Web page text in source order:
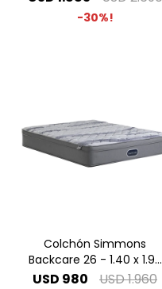
30
Colchón Simmons
Backcare 26 - 1.40 x 1.90
2 Plazas
USD 980 USD1.960